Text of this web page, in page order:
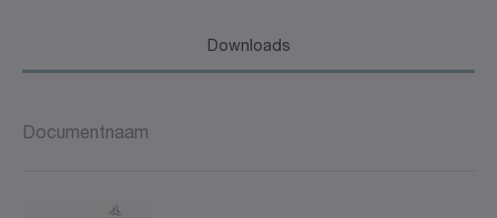
Downloads
Documentnaam